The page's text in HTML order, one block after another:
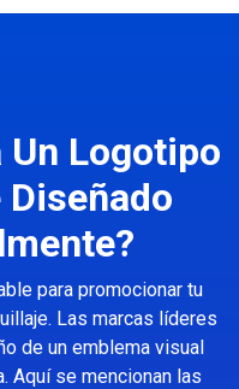
Un Logotipo
para promocionar tu
Las marcas líderes
de un emblema visual
Aquí se mencionan las